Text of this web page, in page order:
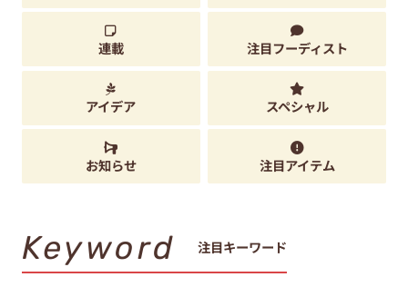
連載 注目フーディスト
アイデア スペシャル
お知らせ 注目アイテム
Keyword 注目キーワード